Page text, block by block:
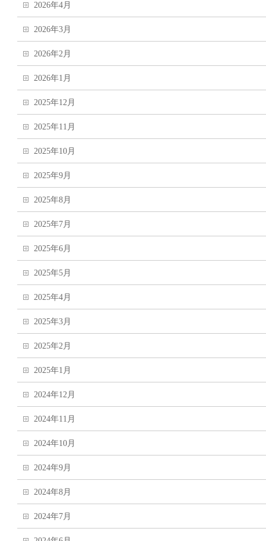
2026年4月
2026年3月
2026年2月
2026年1月
2025年12月
2025年11月
2025年10月
2025年9月
2025年8月
2025年7月
2025年6月
2025年5月
2025年4月
2025年3月
2025年2月
2025年1月
2024年12月
2024年11月
2024年10月
2024年9月
2024年8月
2024年7月